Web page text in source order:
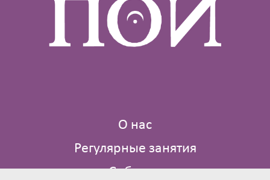
О нас
Регулярные занятия
События